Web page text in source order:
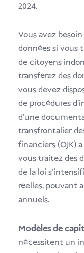
2024.
Vous avez
données si vous
de citoyens
transférez des
vous devez
de procédures
d'une
transfrontalier
financiers (OJK)
vous traitez des
de la loi
réelles, pouvant
annuels.
Modèles de
nécessitent un